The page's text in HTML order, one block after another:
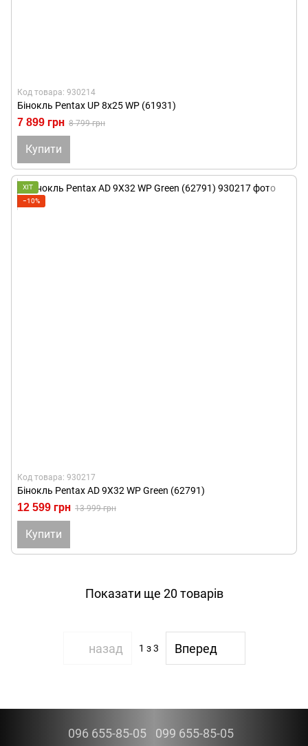
Код товара: 930214
Бінокль Pentax UP 8x25 WP (61931)
7 899 грн 8 799 грн
Купити
ХІТ
−10%
Код товара: 930217
Бінокль Pentax AD 9X32 WP Green (62791)
12 599 грн 13 999 грн
Купити
Показати ще 20 товарів
назад 1 з 3 Вперед
096 655-85-05 099 655-85-05